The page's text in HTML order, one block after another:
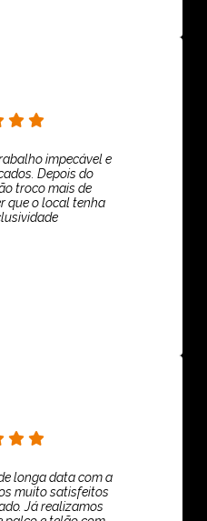
impecável e
Depois do
troco mais de
que o local tenha
longa data com a
muito satisfeitos
Já realizamos